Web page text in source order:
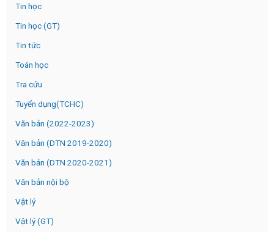
Tin học
Tin học (GT)
Tin tức
Toán học
Tra cứu
Tuyển dụng(TCHC)
Văn bản (2022-2023)
Văn bản (DTN 2019-2020)
Văn bản (DTN 2020-2021)
Văn bản nội bộ
Vật lý
Vật lý (GT)